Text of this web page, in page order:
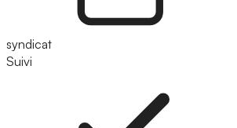
syndicat
Suivi